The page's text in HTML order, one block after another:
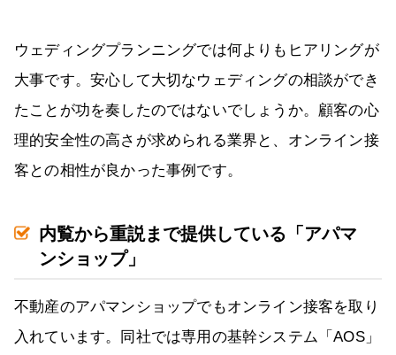
ウェディングプランニングでは何よりもヒアリングが
大事です。安心して大切なウェディングの相談ができ
たことが功を奏したのではないでしょうか。顧客の心
理的安全性の高さが求められる業界と、オンライン接
客との相性が良かった事例です。
内覧から重説まで提供している「アパマ
ンショップ」
不動産のアパマンショップでもオンライン接客を取り
入れています。同社では専用の基幹システム「AOS」